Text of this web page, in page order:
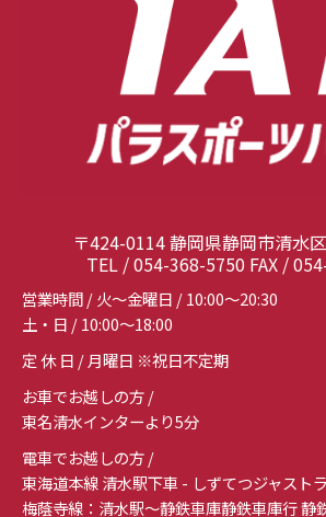
〒424-0114 静岡県静岡市清水
TEL / 054-368-5750 FAX /
営業時間 / 火～金曜日 / 10:00～20:30
土・日 / 10:00～18:00
定 休 日 / 月曜日 ※祝日不定期
お車でお越しの方 /
東名清水インターより5分
電車でお越しの方 /
東海道本線 清水駅下車 - しずてつジャスト
梅蔭寺線：清水駅～静鉄車庫静鉄車庫行 静